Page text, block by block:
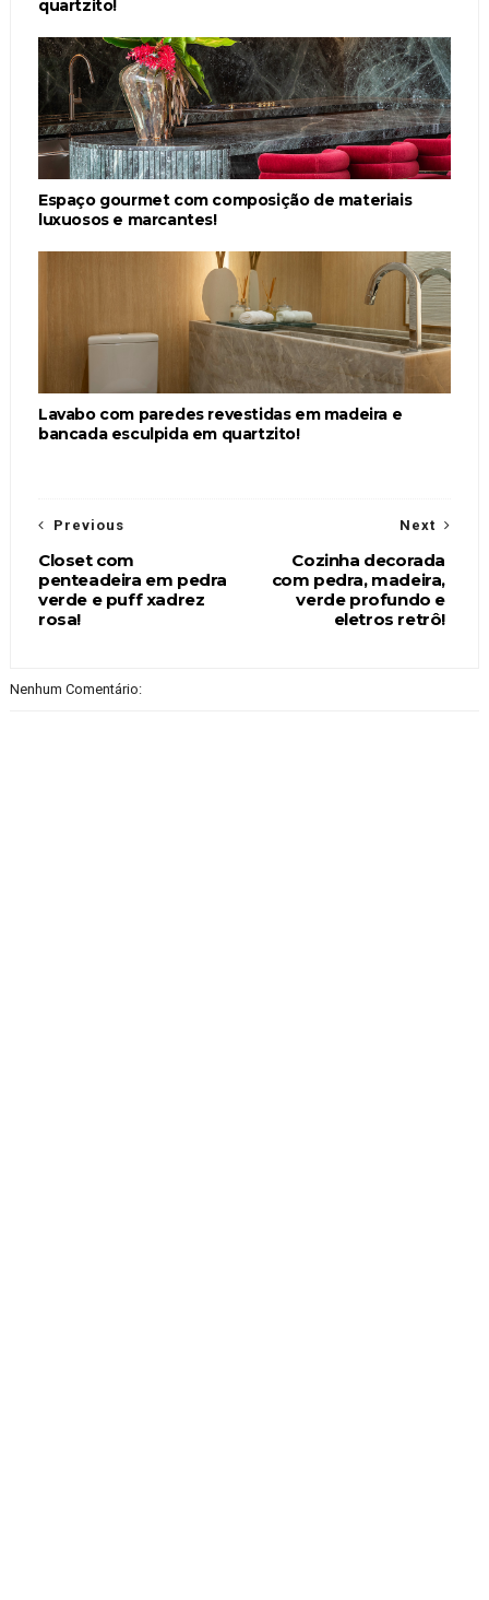
quartzito!
Espaço gourmet com composição de materiais
luxuosos e marcantes!
Lavabo com paredes revestidas em madeira e
bancada esculpida em quartzito!
Next
Cozinha decorada
com pedra, madeira,
verde profundo e
eletros retrô!
Previous
Closet com
penteadeira em pedra
verde e puff xadrez
rosa!
Nenhum Comentário: